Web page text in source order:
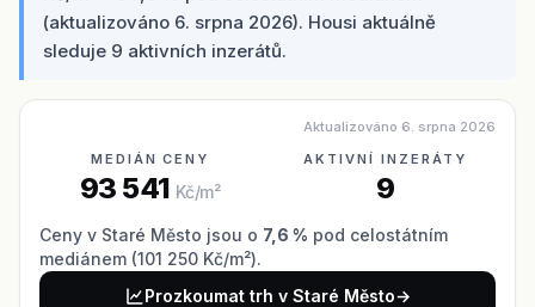
(aktualizováno 6. srpna 2026). Housi aktuálně
sleduje 9 aktivních inzerátů.
Aktualizováno 6. srpna 2026
MEDIÁN CENY
93 541 Kč/m²
AKTIVNÍ INZERÁTY
9
Ceny v Staré Město jsou o 7,6 % pod celostátním
mediánem (101 250 Kč/m²).
Prozkoumat trh v Staré Město→